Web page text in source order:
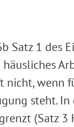
Satz 1
nicht,
steht.
(Satz 3